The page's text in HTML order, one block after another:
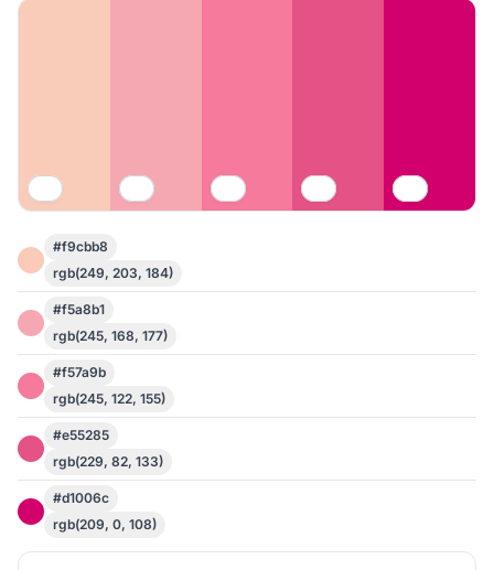
#f9cbb8
rgb(249, 203, 184)
#f5a8b1
rgb(245, 168, 177)
#f57a9b
rgb(245, 122, 155)
#e55285
rgb(229, 82, 133)
#d1006c
rgb(209, 0, 108)